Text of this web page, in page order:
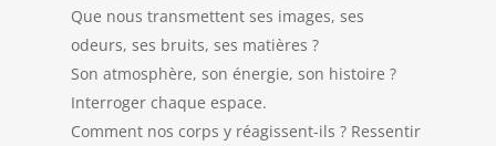
Que nous transmettent ses images, ses
odeurs, ses bruits, ses matières ?
Son atmosphère, son énergie, son histoire ?
Interroger chaque espace.
Comment nos corps y réagissent-ils ? Ressentir